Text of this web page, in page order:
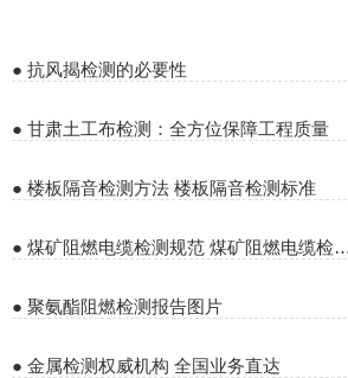
● 抗风揭检测的必要性
● 甘肃土工布检测：全方位保障工程质量
● 楼板隔音检测方法 楼板隔音检测标准
● 煤矿阻燃电缆检测规范 煤矿阻燃电缆检验报告
● 聚氨酯阻燃检测报告图片
● 金属检测权威机构 全国业务直达